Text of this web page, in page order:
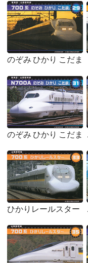
のぞみ ひかり こだま
のぞみ ひかり こだま
ひかりレールスター